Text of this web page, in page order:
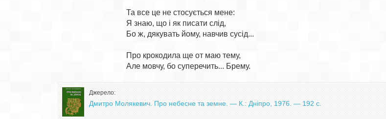
Та все це не стосується мене:
Я знаю, що і як писати слід,
Бо ж, дякувать йому, навчив сусід...
Про крокодила ще от маю тему,
Джерело:
Дмитро Молякевич. Про небесне та земне. — К.: Дніпро, 1976. — 192 с.